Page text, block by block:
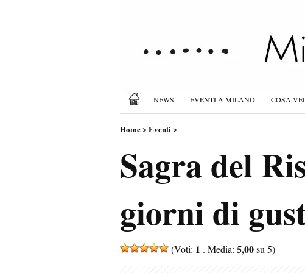
NEWS EVENTI A MILANO COSA
Home>Eventi>
Sagra del
giorni di
(Voti: 1 . Media: 5,00su 5)